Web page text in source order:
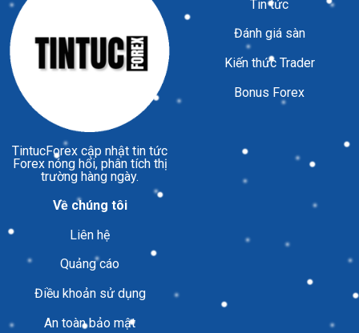
TintucForex cập nhật tin tức
Forex nóng hổi, phân tích thị
trường hàng ngày.
Tin tức
Đánh giá sàn
Kiến thức Trader
Bonus Forex
Về chúng tôi
Liên hệ
Quảng cáo
Điều khoản sử dụng
An toàn bảo mật